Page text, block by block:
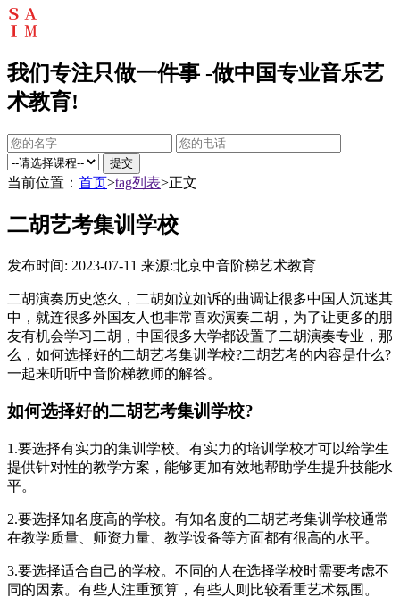
我们专注只做一件事 -做中国专业音乐艺
术教育!
提交
当前位置： 首页>tag列表>正文
二胡艺考集训学校
发布时间: 2023-07-11 来源:北京中音阶梯艺术教育
二胡演奏历史悠久，二胡如泣如诉的曲调让很多中国人沉迷其
中，就连很多外国友人也非常喜欢演奏二胡，为了让更多的朋
友有机会学习二胡，中国很多大学都设置了二胡演奏专业，那
么，如何选择好的二胡艺考集训学校?二胡艺考的内容是什么?
一起来听听中音阶梯教师的解答。
如何选择好的二胡艺考集训学校?
1.要选择有实力的集训学校。有实力的培训学校才可以给学生
提供针对性的教学方案，能够更加有效地帮助学生提升技能水
平。
2.要选择知名度高的学校。有知名度的二胡艺考集训学校通常
在教学质量、师资力量、教学设备等方面都有很高的水平。
3.要选择适合自己的学校。不同的人在选择学校时需要考虑不
同的因素。有些人注重预算，有些人则比较看重艺术氛围。